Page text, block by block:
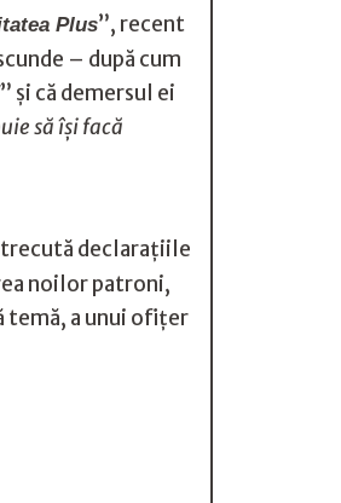
Plus”, recent
– după cum
” și că demersul ei
să își facă
trecută declaraţiile
noilor patroni,
temă, a unui ofiţer